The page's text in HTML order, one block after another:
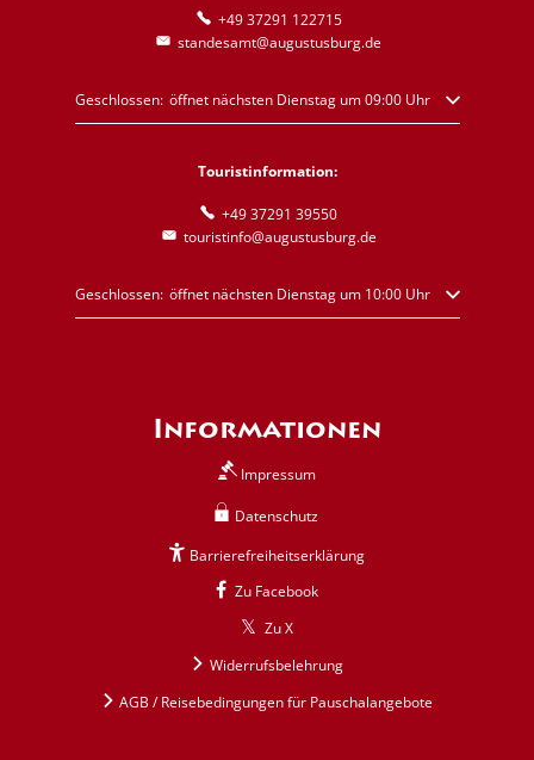
+49 37291 122715
standesamt@augustusburg.de
Klicken, um weitere Öffnungs- oder Schließzeiten auszublenden
Geschlossen: öffnet nächsten Dienstag um 09:00 Uhr
Touristinformation:
+49 37291 39550
touristinfo@augustusburg.de
Klicken, um weitere Öffnungs- oder Schließzeiten auszublenden
Geschlossen: öffnet nächsten Dienstag um 10:00 Uhr
Informationen
Impressum
Datenschutz
Barrierefreiheitserklärung
Zu Facebook
Zu X
Widerrufsbelehrung
AGB / Reisebedingungen für Pauschalangebote